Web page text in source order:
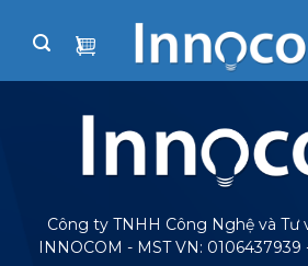
Công ty TNHH Công Nghệ và Tư
INNOCOM - MST VN: 0106437939